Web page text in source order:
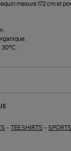
mesure 172 cm et
30°C.
-TEE SHIRTS -